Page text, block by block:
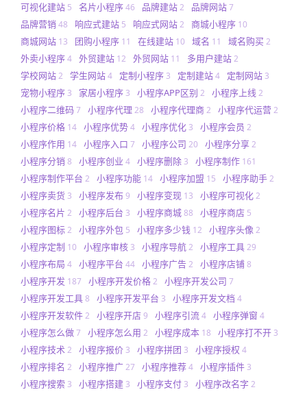
可视化建站 5 名片小程序46 品牌建站2 品牌网站7
品牌营销 48 响应式建站 5 响应式网站2 商城小程序 10
商城网站 13 团购小程序 11 在线建站 10 域名 11 域名购买2
外卖小程序4 外贸建站 12 外贸网站 11 多用户建站2
学校网站2 学生网站4 定制小程序 3 定制建站4 定制网站 3
宠物小程序 3 家居小程序 3 小程序APP区别 2 小程序上线 2
小程序二维码7 小程序代理 28 小程序代理商2 小程序代运营2
小程序价格 14 小程序优势4 小程序优化 3 小程序会员 2
小程序作用 14 小程序入口 7 小程序公司 20 小程序分享2
小程序分销 8 小程序创业 4 小程序删除 3 小程序制作 161
小程序制作平台 2 小程序功能 14 小程序加盟 15 小程序助手2
小程序卖货 3 小程序发布9 小程序变现 13 小程序可视化2
小程序名片 2 小程序后台 3 小程序商城88 小程序商店 5
小程序图标2 小程序外包 5 小程序多少钱 12 小程序头像 2
小程序定制 10 小程序审核 3 小程序导航2 小程序工具29
小程序布局 4 小程序平台 44 小程序广告2 小程序店铺8
小程序开发 187 小程序开发价格2 小程序开发公司 7
小程序开发工具8 小程序开发平台 3 小程序开发文档 4
小程序开发软件2 小程序开店9 小程序引流4 小程序弹窗 4
小程序怎么做7 小程序怎么用 2 小程序成本 18 小程序打不开 3
小程序技术2 小程序报价 3 小程序拼团 3 小程序授权 4
小程序排名 2 小程序推广27 小程序推荐4 小程序插件 3
小程序搜索 3 小程序搭建 3 小程序支付 3 小程序改名字 2